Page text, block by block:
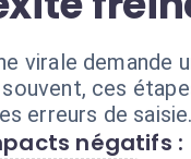
virale
ces
erreurs de saisie.
négatifs :